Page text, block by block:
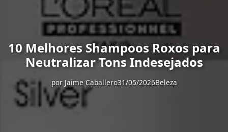
10 Melhores Shampoos Roxos para
Neutralizar Tons Indesejados
por Jaime Caballero31/05/2026Beleza